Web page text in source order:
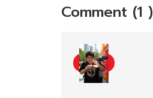
Comment (1 )